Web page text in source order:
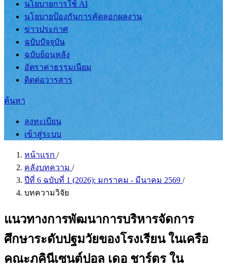
นโยบายการใช้ AI
นโยบายป้องกันการคัดลอกผลงาน
ข่าวประกาศ
ฉบับปัจจุบัน
ฉบับย้อนหลัง
อัตราค่าธรรมเนียม
ติดต่อวารสาร
ค้นหา
ลงทะเบียน
เข้าสู่ระบบ
หน้าแรก /
คลังบทความ /
ปีที่ 6 ฉบับที่ 1 (2026): มกราคม - มีนาคม 2569 /
บทความวิจัย
แนวทางการพัฒนาการบริหารจัดการ
ศึกษาระดับปฐมวัยของโรงเรียน ในเครือ
คณะภคินีเซนต์ปอล เดอ ชาร์ตร ใน